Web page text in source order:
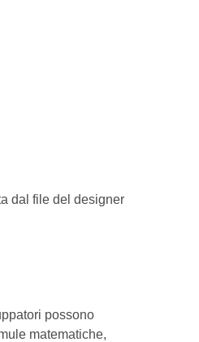
dal file del designer
possono
matematiche,